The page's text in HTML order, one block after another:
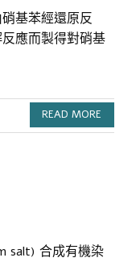
基苯經還原反
應而製得對硝基
READ MORE
salt) 合成有機染